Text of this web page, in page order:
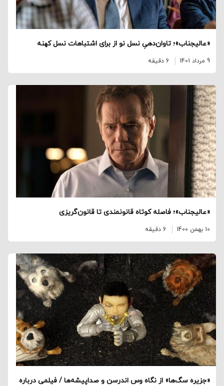
«عالیجناب»؛ تاوان‌دهیِ نسل نو از برای اشتباهات نسل کهنه
9 مرداد 1401 6 دقیقه
«عالیجناب»؛ فاصله کوتاه قانونمندی تا قانون‌گریزی
10 بهمن 1400 6 دقیقه
«جزیره سگ‌ها» از نگاه وس اندرسن و صداپیشه‌ها / فیلمی درباره